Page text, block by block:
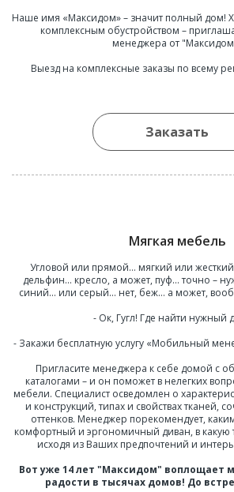
Наше имя «Максидом» – значит полный дом!
комплексным обустройством –
менеджера от
Выезд на комплексные заказы по всему
Заказать
Мягкая мебель
Угловой или прямой… мягкий или
дельфин... кресло, а может, пуф... точно –
синий... или серый... нет, беж… а может,
- Ок, Гугл! Где найти нужный
- Закажи бесплатную услугу «Мобильный
Пригласите менеджера к себе домой с
каталогами – и он поможет в нелегких
мебели. Специалист осведомлен о
и конструкций, типах и свойствах тканей,
оттенков. Менеджер порекомендует,
комфортный и эргономичный диван, в какую
исходя из Ваших предпочтений и
Вот уже 14 лет "Максидом" воплощает
радости в тысячах домов! До